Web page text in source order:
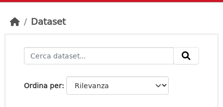
Dataset
Ordina per